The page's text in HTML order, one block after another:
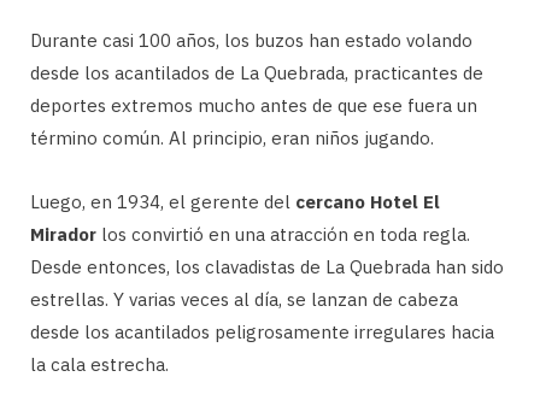
Durante casi 100 años, los buzos han estado volando
desde los acantilados de La Quebrada, practicantes de
deportes extremos mucho antes de que ese fuera un
término común. Al principio, eran niños jugando.
Luego, en 1934, el gerente del cercano Hotel El
Mirador los convirtió en una atracción en toda regla.
Desde entonces, los clavadistas de La Quebrada han sido
estrellas. Y varias veces al día, se lanzan de cabeza
desde los acantilados peligrosamente irregulares hacia
la cala estrecha.